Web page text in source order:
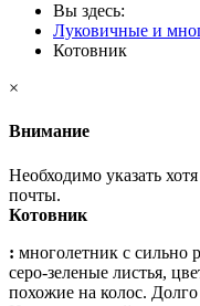
Вы здесь:
Луковичные и
Котовник
×
Внимание
Необходимо указать
почты.
Котовник
: многолетник с сильно
серо-зеленые листья,
похожие на колос.